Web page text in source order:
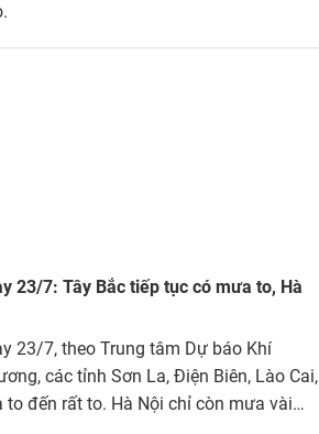
23/7: Tây Bắc tiếp tục có mưa to, Hà
23/7, theo Trung tâm Dự báo Khí
các tỉnh Sơn La, Điện Biên, Lào Cai,
to đến rất to. Hà Nội chỉ còn mưa vài